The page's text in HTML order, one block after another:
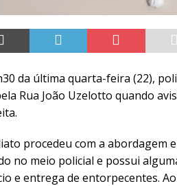
da última quarta-feira (22),
Rua João Uzelotto quando
procedeu com a abordagem
no meio policial e possui
e entrega de entorpecentes.